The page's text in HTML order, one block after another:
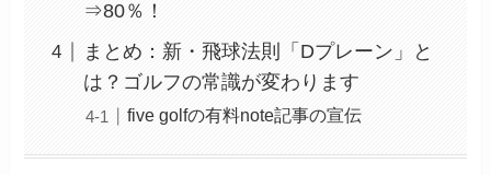
⇒80％！
まとめ：新・飛球法則「Dプレーン」と
は？ゴルフの常識が変わります
five golfの有料note記事の宣伝